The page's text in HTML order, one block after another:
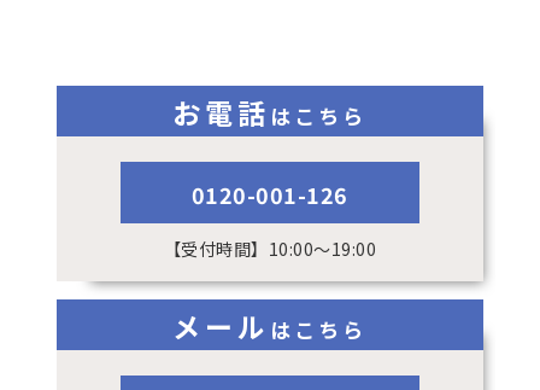
お電話 はこちら
0120-001-126
【受付時間】10:00～19:00
メール はこちら